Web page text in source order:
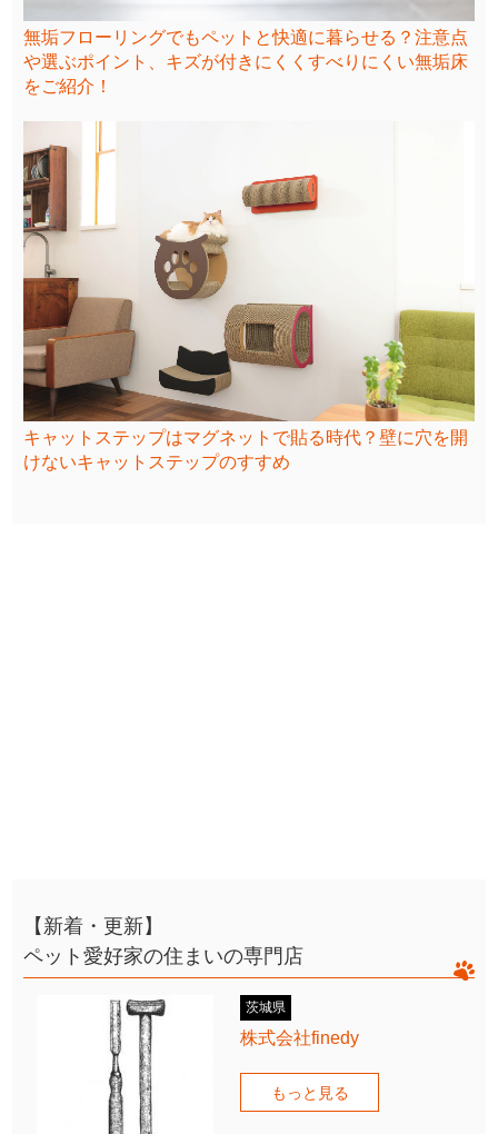
無垢フローリングでもペットと快適に暮らせる？注意点
や選ぶポイント、キズが付きにくくすべりにくい無垢床
をご紹介！
キャットステップはマグネットで貼る時代？壁に穴を開
けないキャットステップのすすめ
【新着・更新】
ペット愛好家の住まいの専門店
茨城県
株式会社finedy
もっと見る